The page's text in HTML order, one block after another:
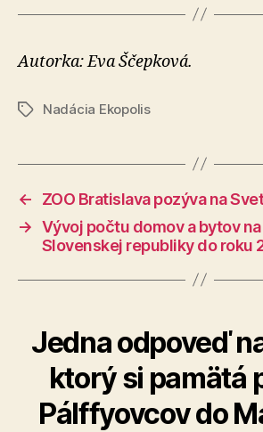
Autorka: Eva Ščepková.
ZnačkyNadácia Ekopolis
←
ZOO Bratislava pozýva na
→ Vývoj počtu domov a bytov
Slovenskej republiky do roku
Jedna odpoveď
ktorý si pamätá
Pálffyovcov do